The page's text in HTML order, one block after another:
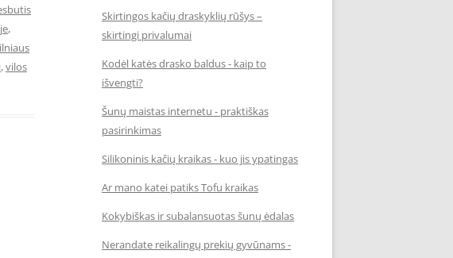
,
,vilos
Skirtingos kačių draskyklių rūšys –
skirtingi privalumai
Kodėl katės drasko baldus - kaip to
išvengti?
Šunų maistas internetu - praktiškas
pasirinkimas
Silikoninis kačių kraikas - kuo jis ypatingas
Ar mano katei patiks Tofu kraikas
Kokybiškas ir subalansuotas šunų ėdalas
Nerandate reikalingų prekių gyvūnams -